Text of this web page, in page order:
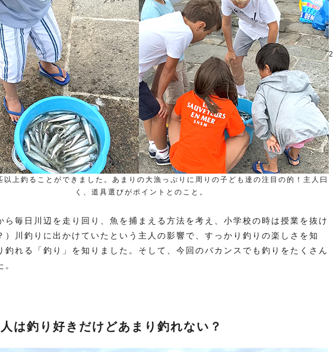
2
上釣ることができました。あまりの大漁っぷりに周りの子ども達の注目の的！主人曰
く、道具選びがポイントとのこと。
ら毎日川辺を走り回り、魚を捕まえる方法を考え、小学校の時は授業を抜け
）川釣りに出かけていたという主人の影響で、すっかり釣りの楽しさを知
釣れる「釣り」を知りました。そして、今回のバカンスでも釣りをたくさん
は釣り好きだけどあまり釣れない？